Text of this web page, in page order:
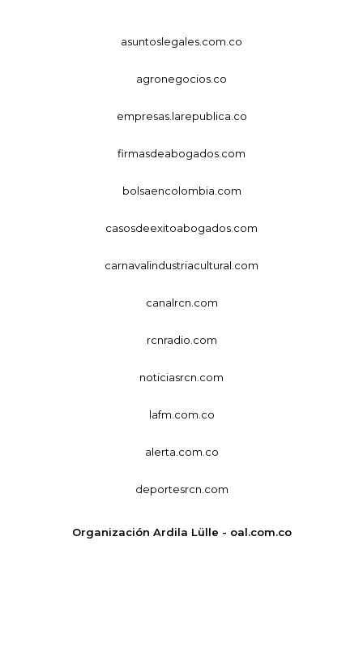
asuntoslegales.com.co
agronegocios.co
empresas.larepublica.co
firmasdeabogados.com
bolsaencolombia.com
casosdeexitoabogados.com
carnavalindustriacultural.com
canalrcn.com
rcnradio.com
noticiasrcn.com
lafm.com.co
alerta.com.co
deportesrcn.com
Organización Ardila Lülle - oal.com.co